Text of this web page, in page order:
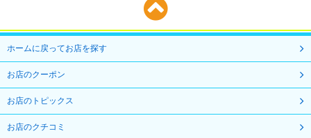
ホームに戻ってお店を探す
お店のクーポン
お店のトピックス
お店のクチコミ